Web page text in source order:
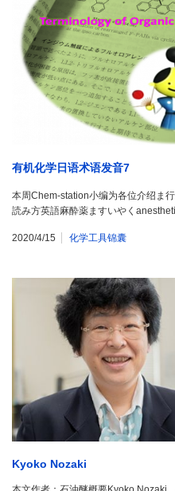
有机化学日语术语发音7
本周Chem-station小编为各位介绍ま
読み方英語麻酔薬ますいやく
2020/4/15 化学工具锦囊
Kyoko Nozaki